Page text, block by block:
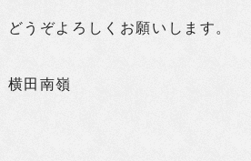
どうぞよろしくお願いします。
横田南嶺